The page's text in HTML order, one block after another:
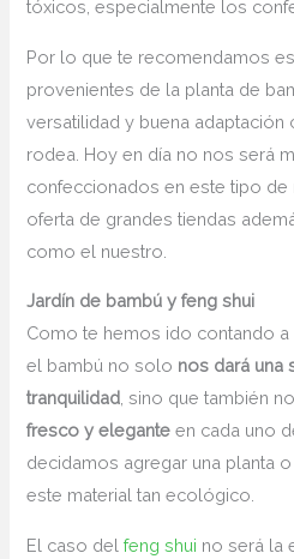
tóxicos, especialmente los
Por lo que te recomendamos
provenientes de la planta de
versatilidad y buena
rodea. Hoy en día no nos será
confeccionados en este tipo de
oferta de grandes tiendas
como el nuestro.
Jardín de bambú y feng shui
Como te hemos ido contando
el bambú no solo nos dará una
tranquilidad, sino que también
fresco y elegante en cada uno
decidamos agregar una planta
este material tan ecológico.
El caso delfeng shui no será la